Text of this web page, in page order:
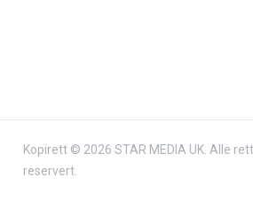
Kopirett © 2026 STAR MEDIA UK. Alle
reservert.